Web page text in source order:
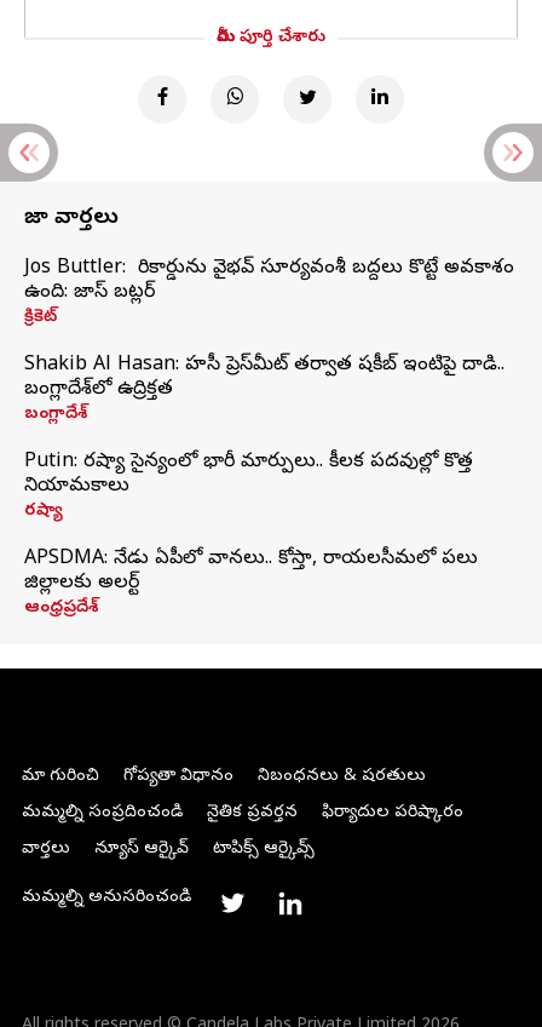
మీరు పూర్తి చేశారు
తాజా వార్తలు
Jos Buttler: నా రికార్డును వైభవ్ సూర్యవంశీ బద్దలు కొట్టే అవకాశం
ఉంది: జాస్ బట్లర్
క్రికెట్
Shakib Al Hasan: హసీనా ప్రెస్‌మీట్‌ తర్వాత షకీబ్‌ ఇంటిపై దాడి..
బంగ్లాదేశ్‌లో ఉద్రిక్తత
బంగ్లాదేశ్
Putin: రష్యా సైన్యంలో భారీ మార్పులు.. కీలక పదవుల్లో కొత్త
నియామకాలు
రష్యా
APSDMA: నేడు ఏపీలో వానలు.. కోస్తా, రాయలసీమలో పలు
జిల్లాలకు అలర్ట్
ఆంధ్రప్రదేశ్
మా గురించి గోప్యతా విధానం
నిబంధనలు & షరతులు
మమ్మల్ని సంప్రదించండి
నైతిక ప్రవర్తన
ఫిర్యాదుల పరిష్కారం
వార్తలు
న్యూస్ ఆర్కైవ్ టాపిక్స్ ఆర్కైవ్స్
మమ్మల్ని అనుసరించండి